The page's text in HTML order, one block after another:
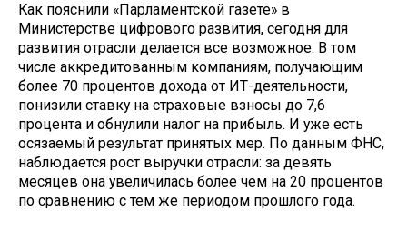
Как пояснили «Парламентской газете» в
Министерстве цифрового развития, сегодня для
развития отрасли делается все возможное. В том
числе аккредитованным компаниям, получающим
более 70 процентов дохода от ИТ-деятельности,
понизили ставку на страховые взносы до 7,6
процента и обнулили налог на прибыль. И уже есть
осязаемый результат принятых мер. По данным ФНС,
наблюдается рост выручки отрасли: за девять
месяцев она увеличилась более чем на 20 процентов
по сравнению с тем же периодом прошлого года.